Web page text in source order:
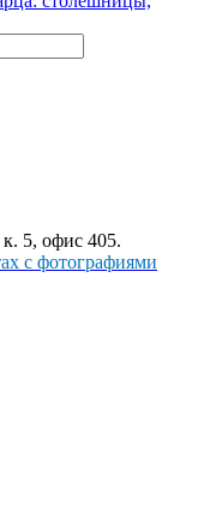
5, офис 405.
с фотографиями